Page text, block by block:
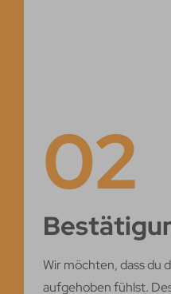
02
Wir möchten, dass du
aufgehoben fühlst.